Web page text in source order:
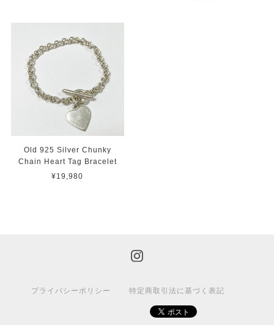
Old 925 Silver Chunky
Chain Heart Tag Bracelet
¥19,980
プライバシーポリシー 特定商取引法に基づく表記